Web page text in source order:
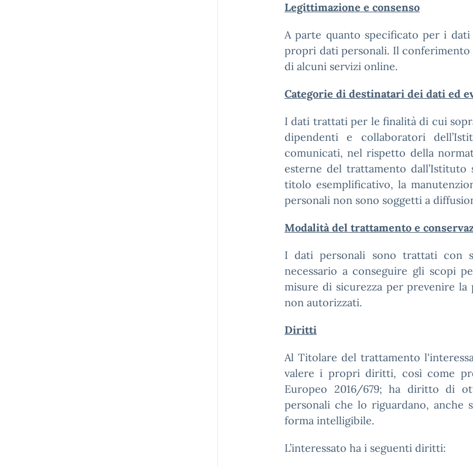
Legittimazione e consenso
A parte quanto specificato per i
propri dati personali. Il
di alcuni servizi online.
Categorie di destinatari dei dati ed
I dati trattati per le finalità di cui
dipendenti e collaboratori
comunicati, nel rispetto della
esterne del trattamento
titolo esemplificativo, la
personali non sono soggetti a
Modalità del trattamento e
I dati personali sono trattati con
necessario a conseguire gli scopi
misure di sicurezza per prevenire
non autorizzati.
Diritti
Al Titolare del trattamento
valere i propri diritti, così come
Europeo 2016/679; ha diritto di
personali che lo riguardano, anche
forma intelligibile.
L’interessato ha i seguenti diritti: